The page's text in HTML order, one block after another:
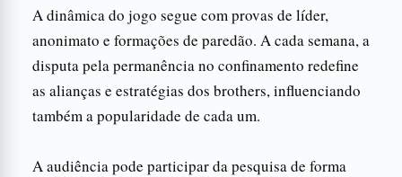
A dinâmica do jogo segue com provas de líder,
anonimato e formações de paredão. A cada semana, a
disputa pela permanência no confinamento redefine
as alianças e estratégias dos brothers, influenciando
também a popularidade de cada um.
A audiência pode participar da pesquisa de forma